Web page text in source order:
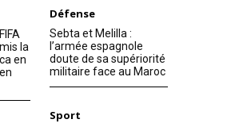
la
en
Défense
Sebta et Melilla :
l’armée espagnole
doute de sa supériorité
militaire face au Maroc
Sport